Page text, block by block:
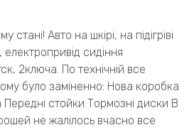
Авто на шкірі, на підігріві
електропривід сидіння
2ключа. По технічній все
було заміненно: Нова коробка
стойки Тормозні диски В
не жалілось вчасно все